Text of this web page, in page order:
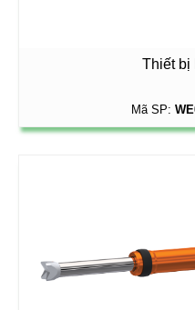
Thiết bị
Mã SP: